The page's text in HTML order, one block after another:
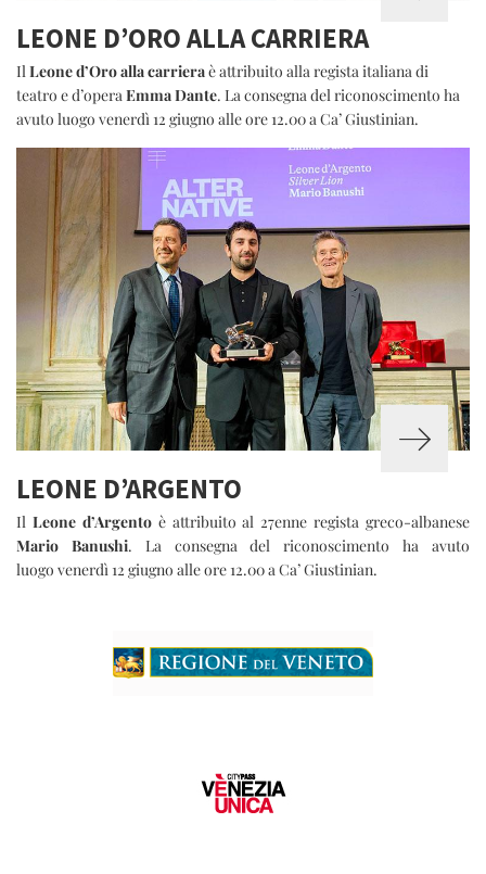
LEONE D’ORO ALLA CARRIERA
IlLeone d’Oro alla carrieraè attribuito alla regista italiana di
teatro e d’operaEmma Dante. La consegna del riconoscimento ha
avuto luogo venerdì 12 giugno alle ore 12.00 a Ca’ Giustinian.
LEONE D’ARGENTO
Il Leone d’Argentoè attribuito al 27enne regista greco-albanese
Mario Banushi. La consegna del riconoscimento ha avuto
luogo venerdì 12 giugno alle ore 12.00 a Ca’ Giustinian.